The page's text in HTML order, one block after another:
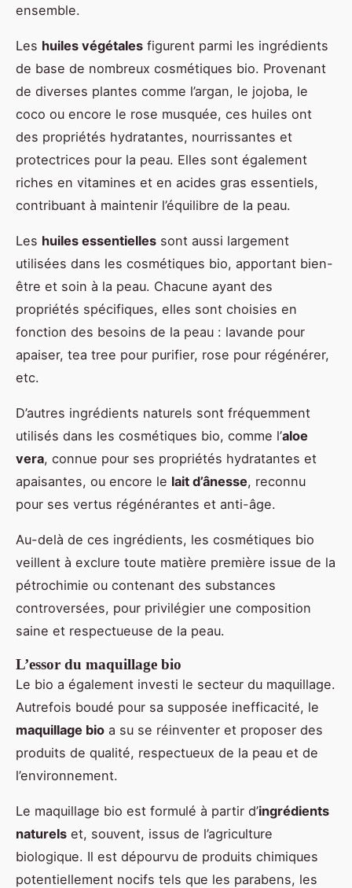
ensemble.
Les huiles végétales figurent parmi les ingrédients
de base de nombreux cosmétiques bio. Provenant
de diverses plantes comme l’argan, le jojoba, le
coco ou encore le rose musquée, ces huiles ont
des propriétés hydratantes, nourrissantes et
protectrices pour la peau. Elles sont également
riches en vitamines et en acides gras essentiels,
contribuant à maintenir l’équilibre de la peau.
Les huiles essentielles sont aussi largement
utilisées dans les cosmétiques bio, apportant bien-
être et soin à la peau. Chacune ayant des
propriétés spécifiques, elles sont choisies en
fonction des besoins de la peau : lavande pour
apaiser, tea tree pour purifier, rose pour régénérer,
etc.
D’autres ingrédients naturels sont fréquemment
utilisés dans les cosmétiques bio, comme l’aloe
vera, connue pour ses propriétés hydratantes et
apaisantes, ou encore le lait d’ânesse, reconnu
pour ses vertus régénérantes et anti-âge.
Au-delà de ces ingrédients, les cosmétiques bio
veillent à exclure toute matière première issue de la
pétrochimie ou contenant des substances
controversées, pour privilégier une composition
saine et respectueuse de la peau.
L’essor du maquillage bio
Le bio a également investi le secteur du maquillage.
Autrefois boudé pour sa supposée inefficacité, le
maquillage bio a su se réinventer et proposer des
produits de qualité, respectueux de la peau et de
l’environnement.
Le maquillage bio est formulé à partir d’ingrédients
naturels et, souvent, issus de l’agriculture
biologique. Il est dépourvu de produits chimiques
potentiellement nocifs tels que les parabens, les